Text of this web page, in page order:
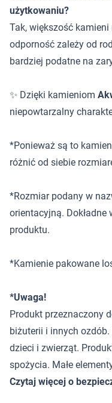
użytkowaniu?
Tak, większość
odporność zależy od
bardziej podatne na
✨ Dzięki kamieniom
niepowtarzalny
*Ponieważ są to
różnić od siebie
*Rozmiar podany w
orientacyjną. Dokładne
produktu.
*Kamienie pakowane
*Uwaga!
Produkt przeznaczony
biżuterii i innych
dzieci i zwierząt.
spożycia. Małe
Czytaj więcej o